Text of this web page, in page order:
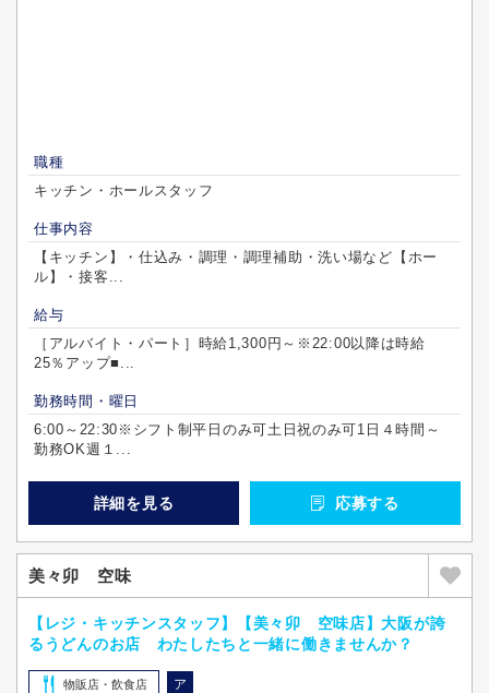
職種
キッチン・ホールスタッフ
仕事内容
【キッチン】・仕込み・調理・調理補助・洗い場など【ホー
ル】・接客...
給与
［アルバイト・パート］時給1,300円～※22:00以降は時給
25％アップ■...
勤務時間・曜日
6:00～22:30※シフト制平日のみ可土日祝のみ可1日４時間～
勤務OK週１...
詳細を見る 応募する
美々卯 空味
【レジ・キッチンスタッフ】【美々卯 空味店】大阪が誇
るうどんのお店 わたしたちと一緒に働きませんか？
物販店・飲食店 ア